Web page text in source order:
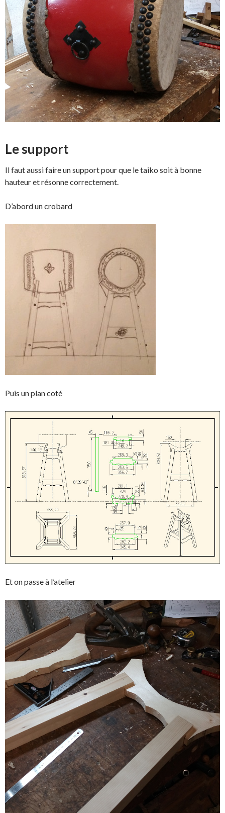
Le support
Il faut aussi faire un support pour que le taiko soit à bonne
hauteur et résonne correctement.
D’abord un crobard
Puis un plan coté
Et on passe à l’atelier